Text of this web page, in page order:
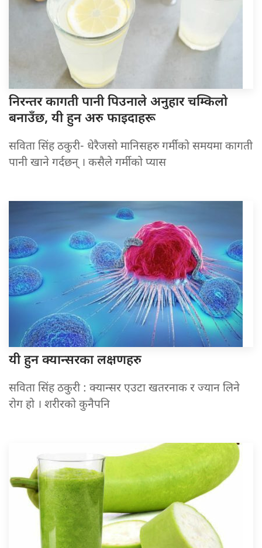
निरन्तर कागतीपानी पिउनाले अनुहार चम्किलो
बनाउँछ, यी हुन अरु फाइदाहरू
सविता सिंह ठकुरी- धेरैजसो मानिसहरु गर्मीको समयमा कागती
पानी खाने गर्दछन् । कसैले गर्मीको प्यास
यी हुनक्यान्सरका लक्षणहरु
सविता सिंह ठकुरी : क्यान्सर एउटा खतरनाक र ज्यान लिने
रोग हो । शरीरको कुनैपनि